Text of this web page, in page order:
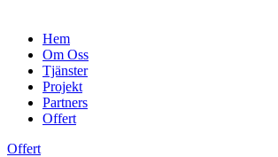
Hem
Om Oss
Tjänster
Projekt
Partners
Offert
Offert